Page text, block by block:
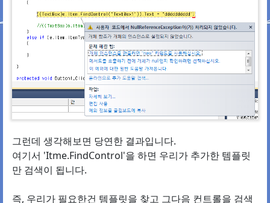
그런데 생각해보면 당연한 결과입니다.
여기서 'Itme.FindControl'을 하면 우리가 추가한 템플릿
만 검색이 됩니다.
즉, 우리가 필요한건 템플릿을 찾고 그다음 컨트롤을 검색